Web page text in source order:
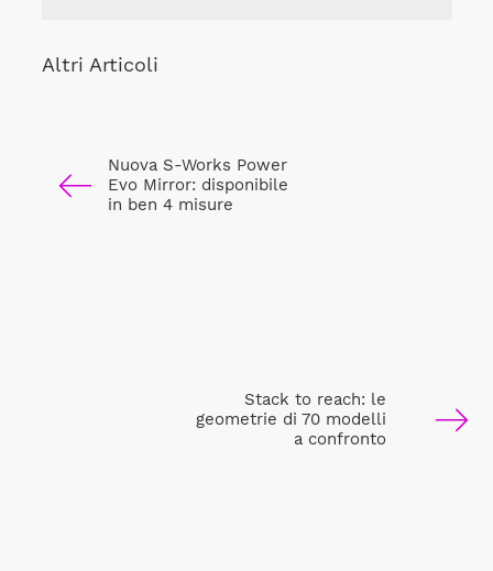
Altri Articoli
Nuova S-Works Power
Evo Mirror: disponibile
in ben 4 misure
Stack to reach: le
geometrie di 70 modelli
a confronto